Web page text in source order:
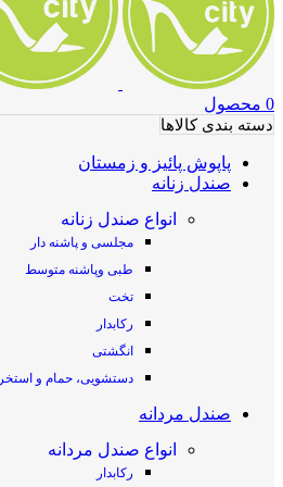
0 محصول
دسته بندی کالاها
پاپوش پائیز و زمستان
صندل زنانه
انواع صندل زنانه
مجلسی و پاشنه دار
طبی وپاشنه متوسط
تخت
رکابدار
انگشتی
دستشویی، حمام و استخر
صندل مردانه
انواع صندل مردانه
رکابدار